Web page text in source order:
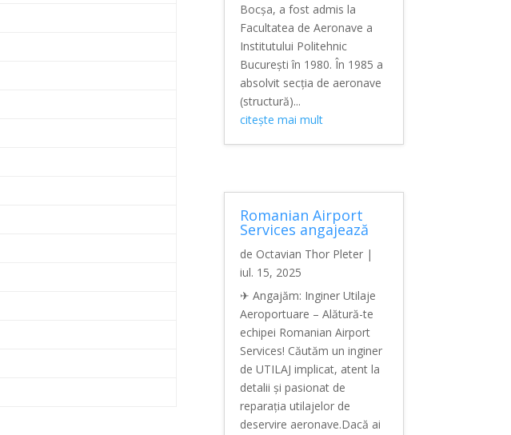
Bocșa, a fost admis la
Facultatea de Aeronave a
Institutului Politehnic
București în 1980. În 1985 a
absolvit secția de aeronave
(structură)...
citește mai mult
Romanian Airport
Services angajează
de Octavian Thor Pleter |
iul. 15, 2025
✈ Angajăm: Inginer Utilaje
Aeroportuare – Alătură-te
echipei Romanian Airport
Services! Căutăm un inginer
de UTILAJ implicat, atent la
detalii și pasionat de
reparația utilajelor de
deservire aeronave.Dacă ai